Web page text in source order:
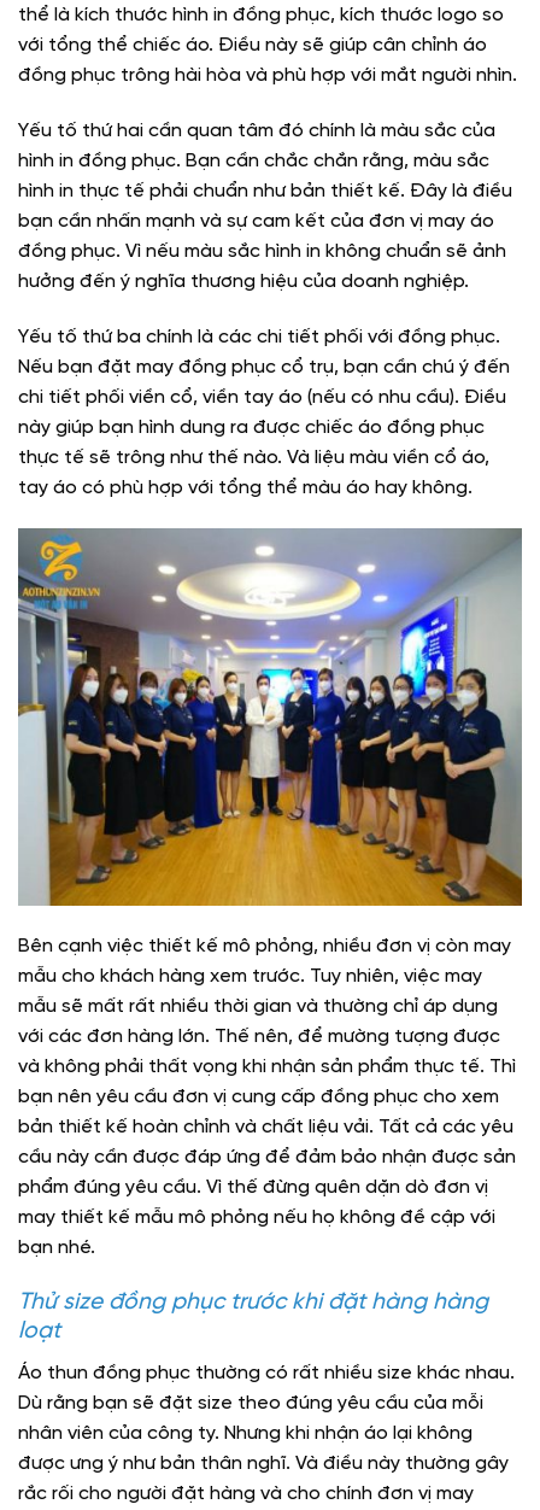
thể là kích thước hình in đồng phục, kích thước logo so
với tổng thể chiếc áo. Điều này sẽ giúp cân chỉnh áo
đồng phục trông hài hòa và phù hợp với mắt người nhìn.
Yếu tố thứ hai cần quan tâm đó chính là màu sắc của
hình in đồng phục. Bạn cần chắc chắn rằng, màu sắc
hình in thực tế phải chuẩn như bản thiết kế. Đây là điều
bạn cần nhấn mạnh và sự cam kết của đơn vị may áo
đồng phục. Vì nếu màu sắc hình in không chuẩn sẽ ảnh
hưởng đến ý nghĩa thương hiệu của doanh nghiệp.
Yếu tố thứ ba chính là các chi tiết phối với đồng phục.
Nếu bạn đặt may đồng phục cổ trụ, bạn cần chú ý đến
chi tiết phối viền cổ, viền tay áo (nếu có nhu cầu). Điều
này giúp bạn hình dung ra được chiếc áo đồng phục
thực tế sẽ trông như thế nào. Và liệu màu viền cổ áo,
tay áo có phù hợp với tổng thể màu áo hay không.
Bên cạnh việc thiết kế mô phỏng, nhiều đơn vị còn may
mẫu cho khách hàng xem trước. Tuy nhiên, việc may
mẫu sẽ mất rất nhiều thời gian và thường chỉ áp dụng
với các đơn hàng lớn. Thế nên, để mường tượng được
và không phải thất vọng khi nhận sản phẩm thực tế. Thì
bạn nên yêu cầu đơn vị cung cấp đồng phục cho xem
bản thiết kế hoàn chỉnh và chất liệu vải. Tất cả các yêu
cầu này cần được đáp ứng để đảm bảo nhận được sản
phẩm đúng yêu cầu. Vì thế đừng quên dặn dò đơn vị
may thiết kế mẫu mô phỏng nếu họ không đề cập với
bạn nhé.
Thử size đồng phục trước khi đặt hàng hàng
loạt
Áo thun đồng phục thường có rất nhiều size khác nhau.
Dù rằng bạn sẽ đặt size theo đúng yêu cầu của mỗi
nhân viên của công ty. Nhưng khi nhận áo lại không
được ưng ý như bản thân nghĩ. Và điều này thường gây
rắc rối cho người đặt hàng và cho chính đơn vị may